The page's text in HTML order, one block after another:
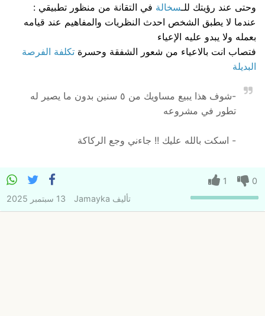
وحتى عند رؤيتك للـسخالة في التقانة من منظور تطبيقي :
عندما لا يطبق الشخص احدث النظريات والمفاهيم عند قيامه
بعمله ولا يبدو عليه الإعياء
فتصاب انت بالاعياء من شعور الشفقة وحسرة تكلفة الفرصة
البديلة
-شوف هذا يبيع مساويك من ٥ سنين بدون ما يصير له
تطور في مشروعه
- اسكت بالله عليك !! جاءني وجع الركاكة
0
1
تأليف Jamayka 13 سبتمبر 2025